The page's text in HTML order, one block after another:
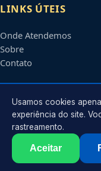
LINKS ÚTEIS
Onde Atendemos
Sobre
Contato
CONTATO
Atendimento em
2026 Encanador emOsasco
Usamos cookies
experiência do site.
rastreamento.
Aceitar